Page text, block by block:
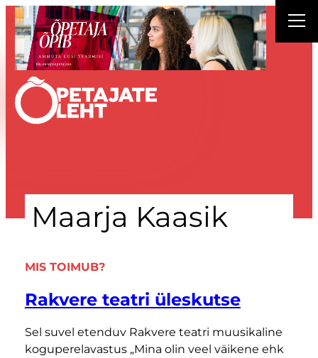
Liigu
sisu
juurde
Maarja Kaasik
MIS TOIMUB?
Rakvere teatri üleskutse
Sel suvel etenduv Rakvere teatri muusikaline
koguperelavastus „Mina olin veel väikene ehk